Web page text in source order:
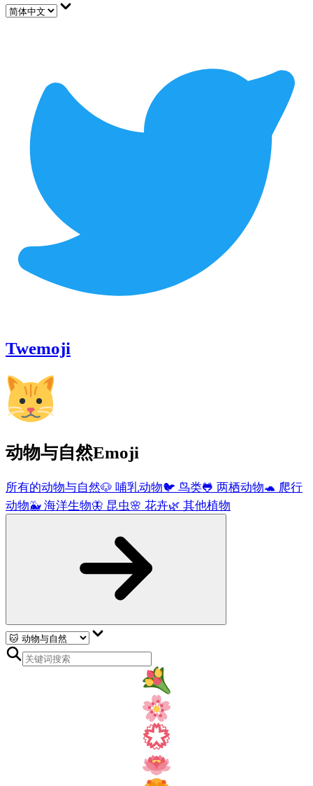
Twemoji
动物与自然Emoji
所有的动物与自然🐶 哺乳动物🐦 鸟类🐸 两栖动物🐢 爬行
动物🐳 海洋生物🦋 昆虫🌸 花卉🌿 其他植物